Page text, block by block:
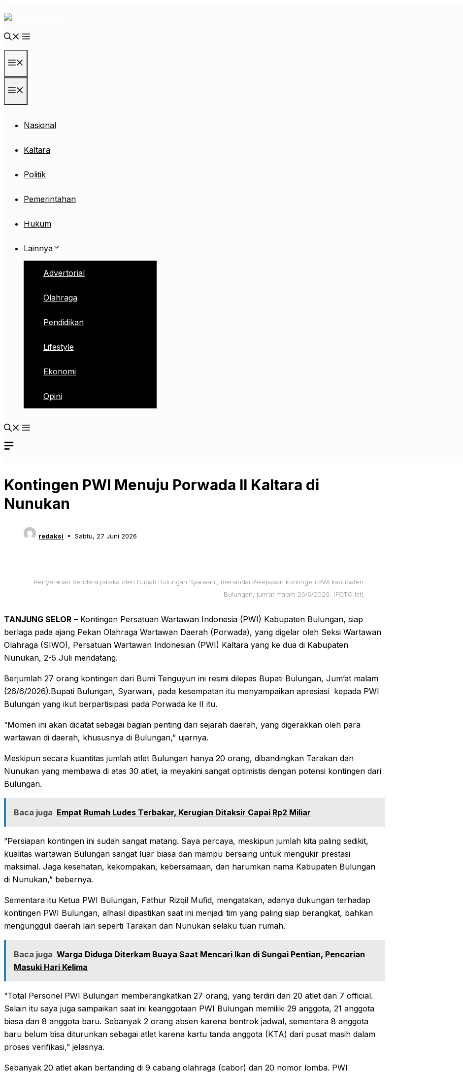
ke
isi
Nasional
Kaltara
Politik
Pemerintahan
Hukum
Lainnya
Advertorial
Olahraga
Pendidikan
Lifestyle
Ekonomi
Opini
Kontingen PWI Menuju Porwada II Kaltara di
Nunukan
redaksi Sabtu, 27 Juni 2026
Penyerahan bendera pataka oleh Bupati Bulungan Syarwani, menandai Pelepasan kontingen PWI kabupaten
Bulungan, jum'at malam 26/6/2026. (FOTO:Ist)
‎TANJUNG SELOR – Kontingen Persatuan Wartawan Indonesia (PWI) Kabupaten Bulungan, siap
berlaga pada ajang Pekan Olahraga Wartawan Daerah (Porwada), yang digelar oleh Seksi Wartawan
Olahraga (SIWO), Persatuan Wartawan Indonesian (PWI) Kaltara yang ke dua di Kabupaten
Nunukan, 2-5 Juli mendatang.‎‎
Berjumlah 27 orang kontingen dari Bumi Tenguyun ini resmi dilepas Bupati Bulungan, Jum’at malam
(26/6/2026).‎‎Bupati Bulungan, Syarwani, pada kesempatan itu menyampaikan apresiasi kepada PWI
Bulungan yang ikut berpartisipasi pada Porwada ke II itu.‎‎
“Momen ini akan dicatat sebagai bagian penting dari sejarah daerah, yang digerakkan oleh para
wartawan di daerah, khususnya di Bulungan,” ujarnya.‎‎
Meskipun secara kuantitas jumlah atlet Bulungan hanya 20 orang, dibandingkan Tarakan dan
Nunukan yang membawa di atas 30 atlet, ia meyakini sangat optimistis dengan potensi kontingen dari
Bulungan.
Baca juga Empat Rumah Ludes Terbakar, Kerugian Ditaksir Capai Rp2 Miliar
‎‎”Persiapan kontingen ini sudah sangat matang. Saya percaya, meskipun jumlah kita paling sedikit,
kualitas wartawan Bulungan sangat luar biasa dan mampu bersaing untuk mengukir prestasi
maksimal. Jaga kesehatan, kekompakan, kebersamaan, dan harumkan nama Kabupaten Bulungan
di Nunukan,” bebernya. ‎
Sementara itu Ketua PWI Bulungan, Fathur Rizqil Mufid, mengatakan, adanya dukungan terhadap
kontingen PWI Bulungan, alhasil dipastikan saat ini menjadi tim yang paling siap berangkat, bahkan
mengungguli daerah lain seperti Tarakan dan Nunukan selaku tuan rumah.‎‎
Baca juga Warga Diduga Diterkam Buaya Saat Mencari Ikan di Sungai Pentian, Pencarian
Masuki Hari Kelima
“Total Personel PWI Bulungan memberangkatkan 27 orang, yang terdiri dari 20 atlet dan 7 official.
Selain itu saya juga sampaikan saat ini keanggotaan PWI Bulungan memiliki 29 anggota, 21 anggota
biasa dan 8 anggota baru. Sebanyak 2 orang absen karena bentrok jadwal, sementara 8 anggota
baru belum bisa diturunkan sebagai atlet karena kartu tanda anggota (KTA) dari pusat masih dalam
proses verifikasi,” jelasnya.
‎‎Sebanyak 20 atlet akan bertanding di 9 cabang olahraga (cabor) dan 20 nomor lomba. PWI